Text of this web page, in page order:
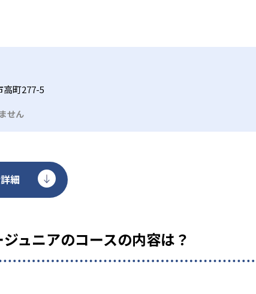
高町277-5
せん
細
ュニアのコースの内容は？